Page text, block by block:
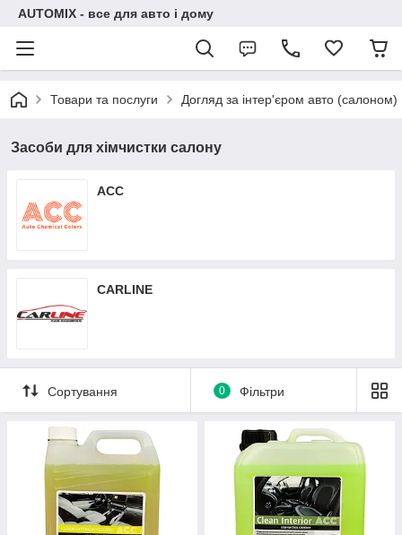
AUTOMIX - все для авто і дому
Товари та послуги Догляд за інтер'єром авто (салоном)
Засоби для хімчистки салону
ACC
CARLINE
Сортування 0 Фільтри